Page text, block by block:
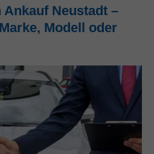
Neustadt –
Modell oder